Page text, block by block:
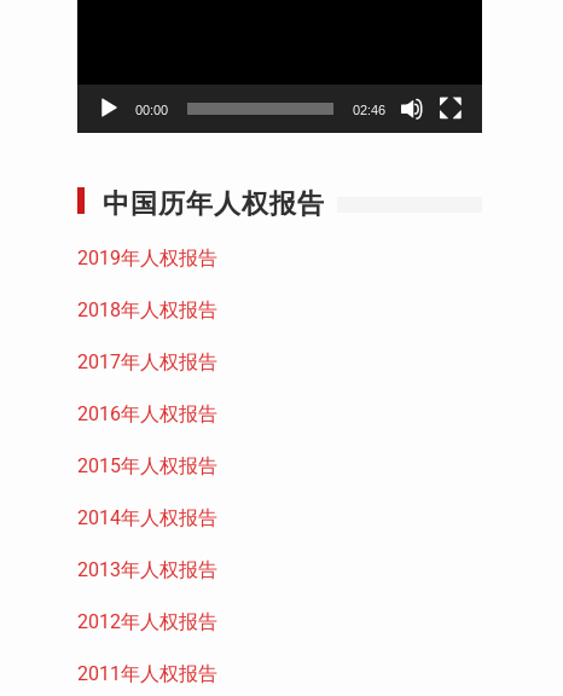
00:00 02:46
中国历年人权报告
2019年人权报告
2018年人权报告
2017年人权报告
2016年人权报告
2015年人权报告
2014年人权报告
2013年人权报告
2012年人权报告
2011年人权报告